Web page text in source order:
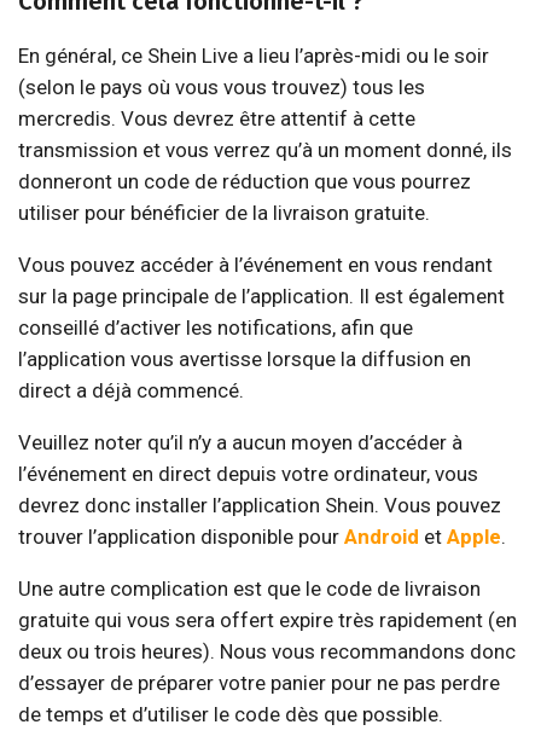
En général, ce Shein Live a lieu l’après-midi ou le soir
(selon le pays où vous vous trouvez) tous les
mercredis. Vous devrez être attentif à cette
transmission et vous verrez qu’à un moment donné, ils
donneront un code de réduction que vous pourrez
utiliser pour bénéficier de la livraison gratuite.
Vous pouvez accéder à l’événement en vous rendant
sur la page principale de l’application. Il est également
conseillé d’activer les notifications, afin que
l’application vous avertisse lorsque la diffusion en
direct a déjà commencé.
Veuillez noter qu’il n’y a aucun moyen d’accéder à
l’événement en direct depuis votre ordinateur, vous
devrez donc installer l’application Shein. Vous pouvez
trouver l’application disponible pour Android et Apple.
Une autre complication est que le code de livraison
gratuite qui vous sera offert expire très rapidement (en
deux ou trois heures). Nous vous recommandons donc
d’essayer de préparer votre panier pour ne pas perdre
de temps et d’utiliser le code dès que possible.